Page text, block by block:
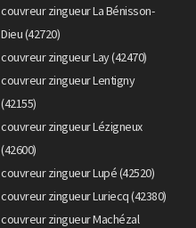
couvreur zingueur La Bénisson-
Dieu (42720)
couvreur zingueur Lay (42470)
couvreur zingueur Lentigny
(42155)
couvreur zingueur Lézigneux
(42600)
couvreur zingueur Lupé (42520)
couvreur zingueur Luriecq (42380)
couvreur zingueur Machézal